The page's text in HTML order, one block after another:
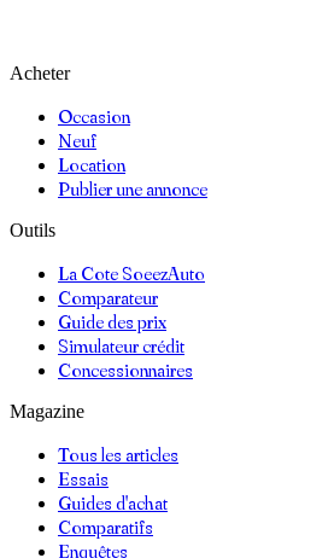
Acheter
Occasion
Neuf
Location
Publier une annonce
Outils
La Cote SoeezAuto
Comparateur
Guide des prix
Simulateur crédit
Concessionnaires
Magazine
Tous les articles
Essais
Guides d'achat
Comparatifs
Enquêtes